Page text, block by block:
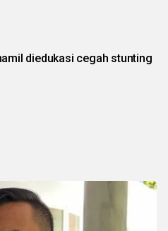
diedukasi cegah stunting